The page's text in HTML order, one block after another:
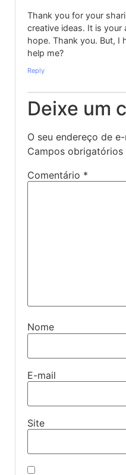
Thank you for your
creative ideas. It is
hope. Thank you. But, I
help me?
Reply
Deixe um
O seu endereço de
Campos
Comentário *
Nome
E-mail
Site